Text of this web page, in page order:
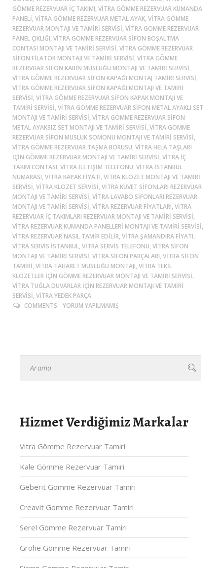
GÖMME REZERVUAR IÇ TAKIMI, VITRA GÖMME REZERVUAR KUMANDA
PANELI, VITRA GÖMME REZERVUAR METAL AYAK, VITRA GÖMME
REZERVUAR MONTAJI VE TAMIRI SERVISI, VITRA GÖMME REZERVUAR
PANEL ÇIKLIĞI, VITRA GÖMME REZERVUAR SIFON BOŞALTMA
CONTASI MONTAJI VE TAMIRI SERVISI, VITRA GÖMME REZERVUAR
SIFON FILATÖR MONTAJI VE TAMIRI SERVISI, VITRA GÖMME
REZERVUAR SIFON KABIN MUSLUĞU MONTAJI VE TAMIRI SERVISI,
VITRA GÖMME REZERVUAR SIFON KAPAĞI MONTAJ TAMIRI SERVISI,
VITRA GÖMME REZERVUAR SIFON KAPAĞI MONTAJI VE TAMIRI
SERVISI, VITRA GÖMME REZERVUAR SIFON KAPAK MONTAJI VE
TAMIRI SERVISI, VITRA GÖMME REZERVUAR SIFON METAL AYAKLI SET
MONTAJI VE TAMIRI SERVISI, VITRA GÖMME REZERVUAR SIFON
METAL AYAKSIZ SET MONTAJI VE TAMIRI SERVISI, VITRA GÖMME
REZERVUAR SIFON MUSLUK SOMONU MONTAJI VE TAMIRI SERVISI,
VITRA GÖMME REZERVUAR TAŞMA BORUSU, VITRA HELA TAŞLARI
IÇIN GÖMME REZERVUAR MONTAJI VE TAMIRI SERVISI, VITRA IÇ
TAKIM CONTASI, VITRA ILETIŞIM TELEFONU, VITRA ISTANBUL
NUMARASI, VITRA KAPAK FIYATI, VITRA KLOZET MONTAJI VE TAMIRI
SERVISI, VITRA KLOZET SERVISI, VITRA KÜVET SIFONLARI REZERVUAR
MONTAJI VE TAMIRI SERVISI, VITRA LAVABO SIFONLARI REZERVUAR
MONTAJI VE TAMIRI SERVISI, VITRA REZERVUAR FIYATLARI, VITRA
REZERVUAR IÇ TAKIMLARI REZERVUAR MONTAJI VE TAMIRI SERVISI,
VITRA REZERVUAR KUMANDA PANELLERI MONTAJI VE TAMIRI SERVISI,
VITRA REZERVUAR NASIL TAMIR EDILIR, VITRA ŞAMANDIRA FIYATI,
VITRA SERVIS ISTANBUL, VITRA SERVIS TELEFONU, VITRA SIFON
MONTAJI VE TAMIRI SERVISI, VITRA SIFON PARÇALARI, VITRA SIFON
TAMIRI, VITRA TAHARET MUSLUĞU MONTAJI, VITRA TEKIL
KLOZETLER IÇIN GÖMME REZERVUAR MONTAJI VE TAMIRI SERVISI,
VITRA TUĞLA DUVARLAR IÇIN REZERVUAR MONTAJI VE TAMIRI
SERVISI, VITRA YEDEK PARÇA
COMMENTS: YORUM YAPILMAMIŞ
Hizmet Verdiğimiz Markalar
Vitra Gömme Rezervuar Tamiri
Kale Gömme Rezervuar Tamiri
Geberit Gömme Rezervuar Tamiri
Creavit Gömme Rezervuar Tamiri
Serel Gömme Rezervuar Tamiri
Grohe Gömme Rezervuar Tamiri